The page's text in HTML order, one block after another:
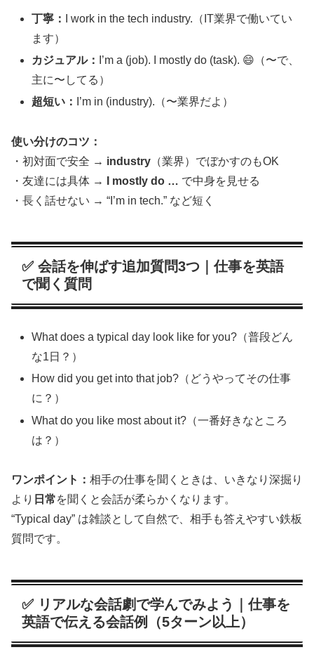
丁寧：
I work in the tech industry.（IT業界で働いてい
ます）
カジュアル：
I’m a (job). I mostly do (task). 😄（〜で、
主に〜してる）
超短い：
I’m in (industry).（〜業界だよ）
使い分けのコツ：
・初対面で安全 → industry （業界）でぼかすのもOK
・友達には具体 →
I mostly do … で中身を見せる
・長く話せない → “I’m in tech.” など短く
✅ 会話を伸ばす追加質問3つ｜仕事を英語
で聞く質問
What does a typical day look like for you?（普段どん
な1日？）
How did you get into that job?（どうやってその仕事
に？）
What do you like most about it?（一番好きなところ
は？）
ワンポイント： 相手の仕事を聞くときは、いきなり深掘り
より 日常を聞くと会話が柔らかくなります。
“Typical day” は雑談として自然で、相手も答えやすい鉄板
質問です。
✅ リアルな会話劇で学んでみよう｜仕事を
英語で伝える会話例（5ターン以上）